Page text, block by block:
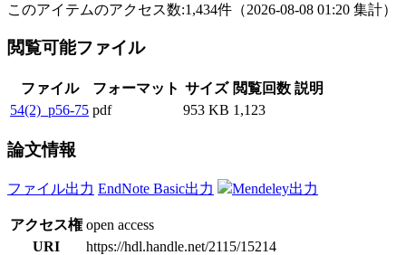
このアイテムのアクセス数:1,434件 （2026-08-08 01:20 集計）
閲覧可能ファイル
ファイル フォーマット サイズ 閲覧回数 説明
54(2)_p56-75 pdf 953 KB 1,123
論文情報
ファイル出力 EndNote Basic出力 Mendeley出力
アクセス権 open access
URI
https://hdl.handle.net/2115/15214